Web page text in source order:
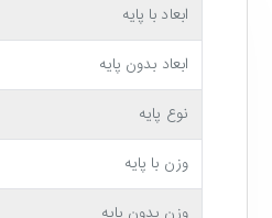
ابعاد با پایه
ابعاد بدون پایه
نوع پایه
وزن با پایه